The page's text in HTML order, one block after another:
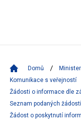
Domů
Komunikace s veřejností
Žádosti o informace dle
Seznam podaných žádostí
Žádost o poskytnutí